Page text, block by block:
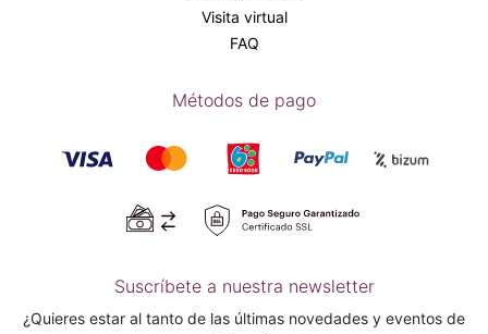
Visita virtual
FAQ
Métodos de pago
Suscríbete a nuestra newsletter
¿Quieres estar al tanto de las últimas novedades y eventos de